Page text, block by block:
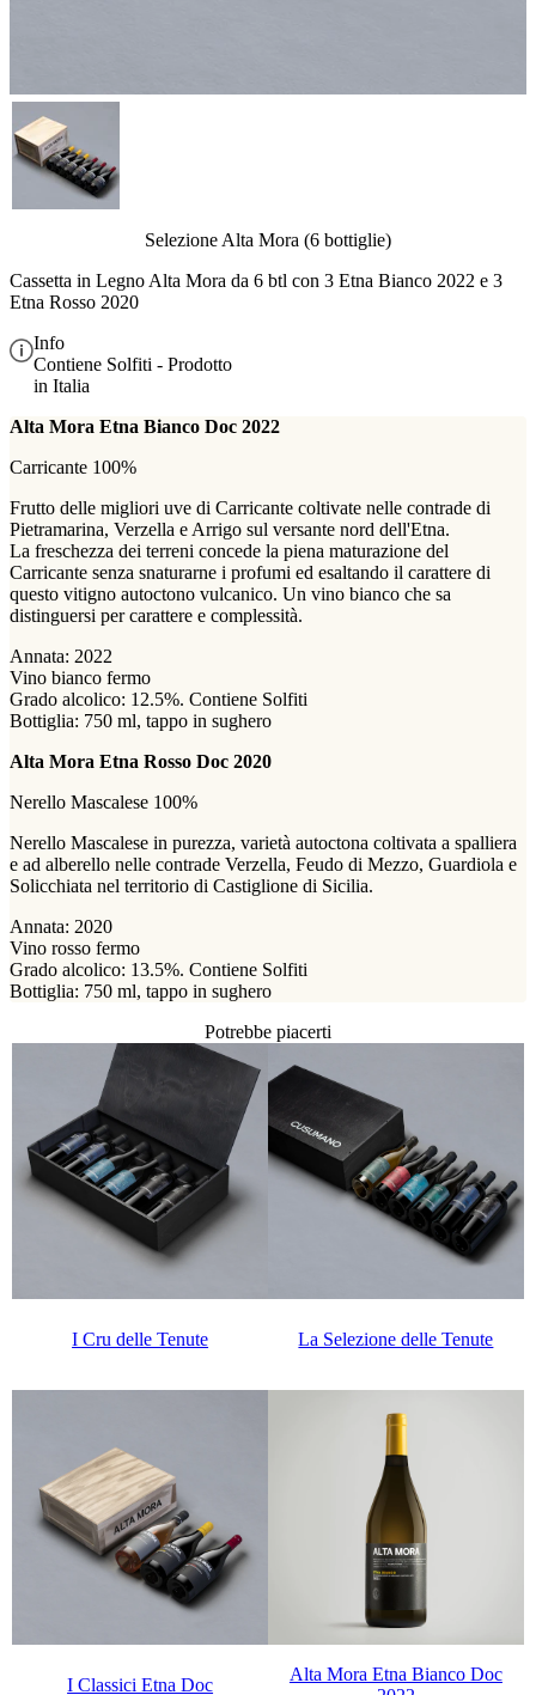
Selezione Alta Mora (6 bottiglie)
Cassetta in Legno Alta Mora da 6 btl con 3 Etna Bianco 2022 e 3
Etna Rosso 2020
Info
Contiene Solfiti - Prodotto
in Italia
Alta Mora Etna Bianco Doc 2022
Carricante 100%
Frutto delle migliori uve di Carricante coltivate nelle contrade di
Pietramarina, Verzella e Arrigo sul versante nord dell'Etna.
La freschezza dei terreni concede la piena maturazione del
Carricante senza snaturarne i profumi ed esaltando il carattere di
questo vitigno autoctono vulcanico. Un vino bianco che sa
distinguersi per carattere e complessità.
Annata: 2022
Vino bianco fermo
Grado alcolico: 12.5%. Contiene Solfiti
Bottiglia: 750 ml, tappo in sughero
Alta Mora Etna Rosso Doc 2020
Nerello Mascalese 100%
Nerello Mascalese in purezza, varietà autoctona coltivata a spalliera
e ad alberello nelle contrade Verzella, Feudo di Mezzo, Guardiola e
Solicchiata nel territorio di Castiglione di Sicilia.
Annata: 2020
Vino rosso fermo
Grado alcolico: 13.5%. Contiene Solfiti
Bottiglia: 750 ml, tappo in sughero
Potrebbe piacerti
I Cru delle Tenute La Selezione delle Tenute
I Classici Etna Doc
Alta Mora Etna Bianco Doc